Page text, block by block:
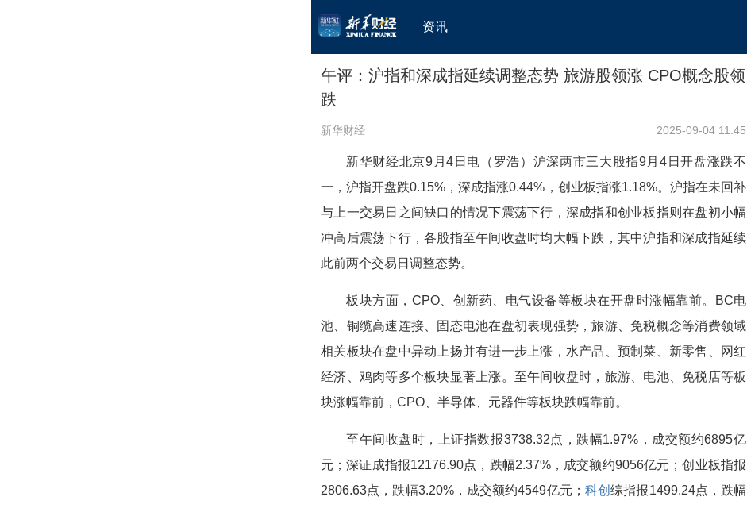
资讯
午评：沪指和深成指延续调整态势 旅游股领涨 CPO概念股领
跌
新华财经 2025-09-04 11:45
新华财经北京9月4日电（罗浩）沪深两市三大股指9月4日开盘涨跌不
一，沪指开盘跌0.15%，深成指涨0.44%，创业板指涨1.18%。沪指在未回补
与上一交易日之间缺口的情况下震荡下行，深成指和创业板指则在盘初小幅
冲高后震荡下行，各股指至午间收盘时均大幅下跌，其中沪指和深成指延续
此前两个交易日调整态势。
板块方面，CPO、创新药、电气设备等板块在开盘时涨幅靠前。BC电
池、铜缆高速连接、固态电池在盘初表现强势，旅游、免税概念等消费领域
相关板块在盘中异动上扬并有进一步上涨，水产品、预制菜、新零售、网红
经济、鸡肉等多个板块显著上涨。至午间收盘时，旅游、电池、免税店等板
块涨幅靠前，CPO、半导体、元器件等板块跌幅靠前。
至午间收盘时，上证指数报3738.32点，跌幅1.97%，成交额约6895亿
元；深证成指报12176.90点，跌幅2.37%，成交额约9056亿元；创业板指报
2806.63点，跌幅3.20%，成交额约4549亿元； 科创综指报1499.24点，跌幅